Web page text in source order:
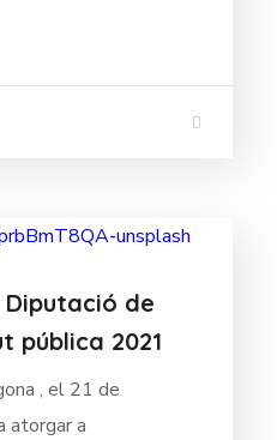
de
pública 2021
, el 21 de
atorgar a